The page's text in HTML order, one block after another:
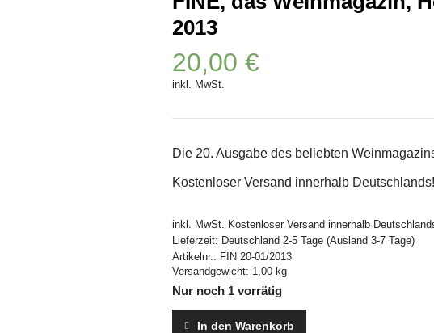
2013
20,00€
inkl. MwSt.
Die 20. Ausgabe des beliebten
Kostenloser Versand innerhalb Deutschlands!
inkl. MwSt. Kostenloser Versand innerhalb
Lieferzeit: Deutschland 2-5 Tage (Ausland 3-7 Tage)
Artikelnr.: FIN 20-01/2013
Versandgewicht: 1,00 kg
Nur noch 1 vorrätig
In den Warenkorb